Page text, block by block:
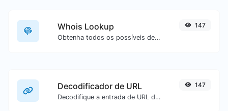
Whois Lookup
Obtenha todos os possíveis detalhes sobre um nome de domínio.
147
Decodificador de URL
Decodifique a entrada de URL de volta para texto normal.
147